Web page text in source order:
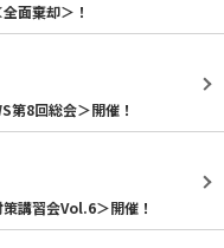
面棄却＞！
第8回総会＞開催！
講習会Vol.6＞開催！